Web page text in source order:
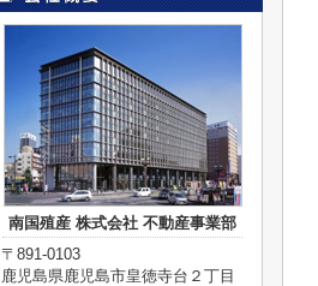
南国殖産 株式会社 不動産事業部
〒891-0103
鹿児島県鹿児島市皇徳寺台２丁目